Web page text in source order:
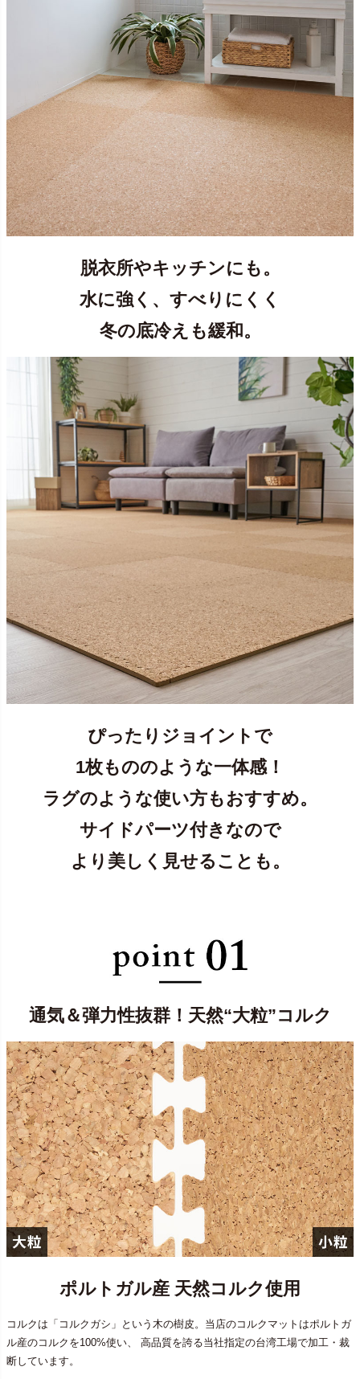
脱衣所やキッチンにも。
水に強く、すべりにくく
冬の底冷えも緩和。
ぴったりジョイントで
1枚もののような一体感！
ラグのような使い方もおすすめ。
サイドパーツ付きなので
より美しく見せることも。
通気＆弾力性抜群！天然“大粒”コルク
ポルトガル産 天然コルク使用
コルクは「コルクガシ」という木の樹皮。当店のコルクマットはポルトガ
ル産のコルクを100%使い、 高品質を誇る当社指定の台湾工場で加工・裁
断しています。